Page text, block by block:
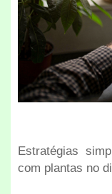
Estratégias
com plantas no